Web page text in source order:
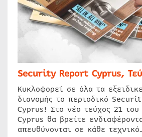
Security Report Cyprus,
Κυκλοφορεί σε όλα τα
διανομής το περιοδικό
Cyprus! Στο νέο τεύχος 21
Cyprus θα βρείτε
απευθύνονται σε κάθε